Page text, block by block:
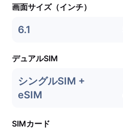
画面サイズ（インチ）
6.1
デュアルSIM
シングルSIM +
eSIM
SIMカード